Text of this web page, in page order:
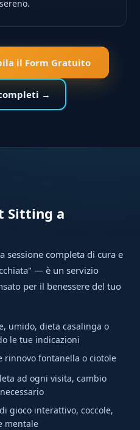
il Form Gratuito
→
Sitting a
sessione completa di cura e
— è un servizio
per il benessere del tuo
umido, dieta casalinga o
le tue indicazioni
fontanella o ciotole
ad ogni visita, cambio
gioco interattivo, coccole,
mentale